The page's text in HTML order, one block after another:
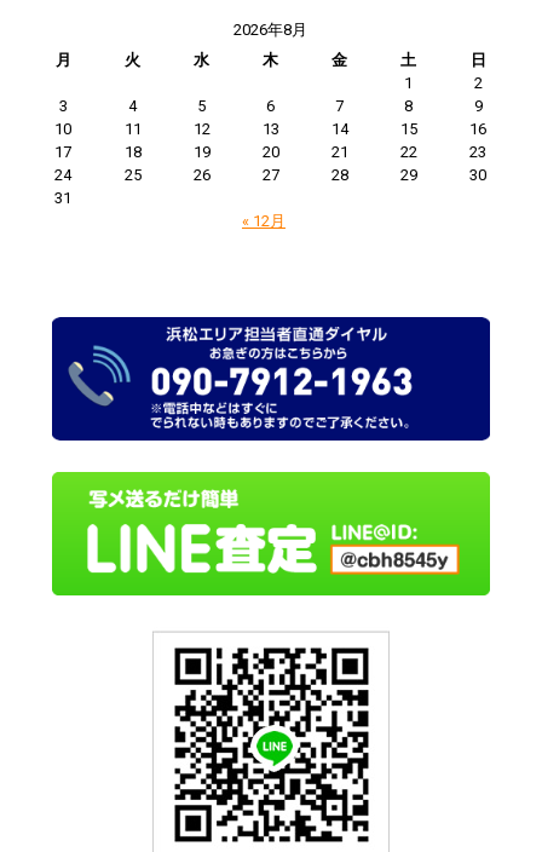
2026年8月
月
火 水 木 金 土
日
1
2
3
4 5 6 7 8
9
10
11 12 13 14 15
16
17
18 19 20 21 22
23
24
25 26 27 28 29
30
31
« 12月